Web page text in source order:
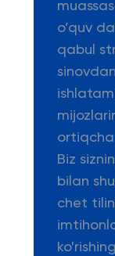
o’quv
qabul
Biz
bilan
chet